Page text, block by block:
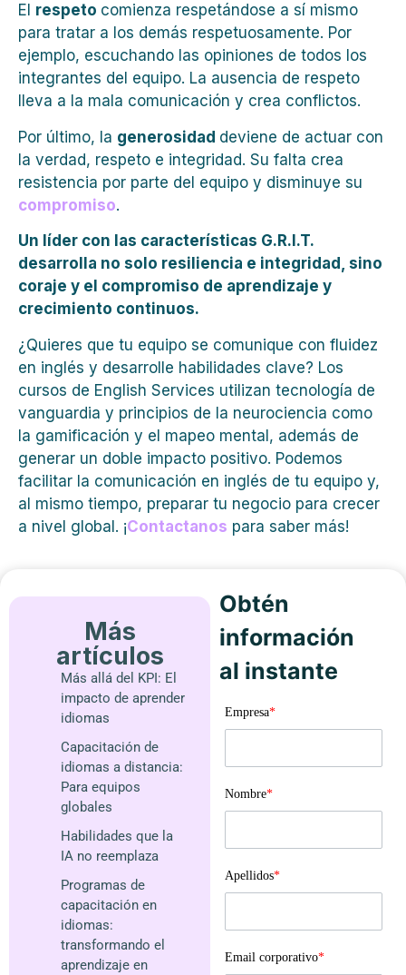
El respeto comienza respetándose a sí mismo
para tratar a los demás respetuosamente. Por
ejemplo, escuchando las opiniones de todos los
integrantes del equipo. La ausencia de respeto
lleva a la mala comunicación y crea conflictos.
Por último, la generosidad deviene de actuar con
la verdad, respeto e integridad. Su falta crea
resistencia por parte del equipo y disminuye su
compromiso.
Un líder con las características G.R.I.T.
desarrolla no solo resiliencia e integridad, sino
coraje y el compromiso de aprendizaje y
crecimiento continuos.
¿Quieres que tu equipo se comunique con fluidez
en inglés y desarrolle habilidades clave? Los
cursos de English Services utilizan tecnología de
vanguardia y principios de la neurociencia como
la gamificación y el mapeo mental, además de
generar un doble impacto positivo. Podemos
facilitar la comunicación en inglés de tu equipo y,
al mismo tiempo, preparar tu negocio para crecer
a nivel global. ¡Contactanos para saber más!
Más
artículos
Más allá del KPI: El
impacto de aprender
idiomas
Capacitación de
idiomas a distancia:
Para equipos
globales
Habilidades que la
IA no reemplaza
Programas de
capacitación en
idiomas:
transformando el
aprendizaje en
Obtén
información
al instante
Empresa*
Nombre*
Apellidos*
Email corporativo*